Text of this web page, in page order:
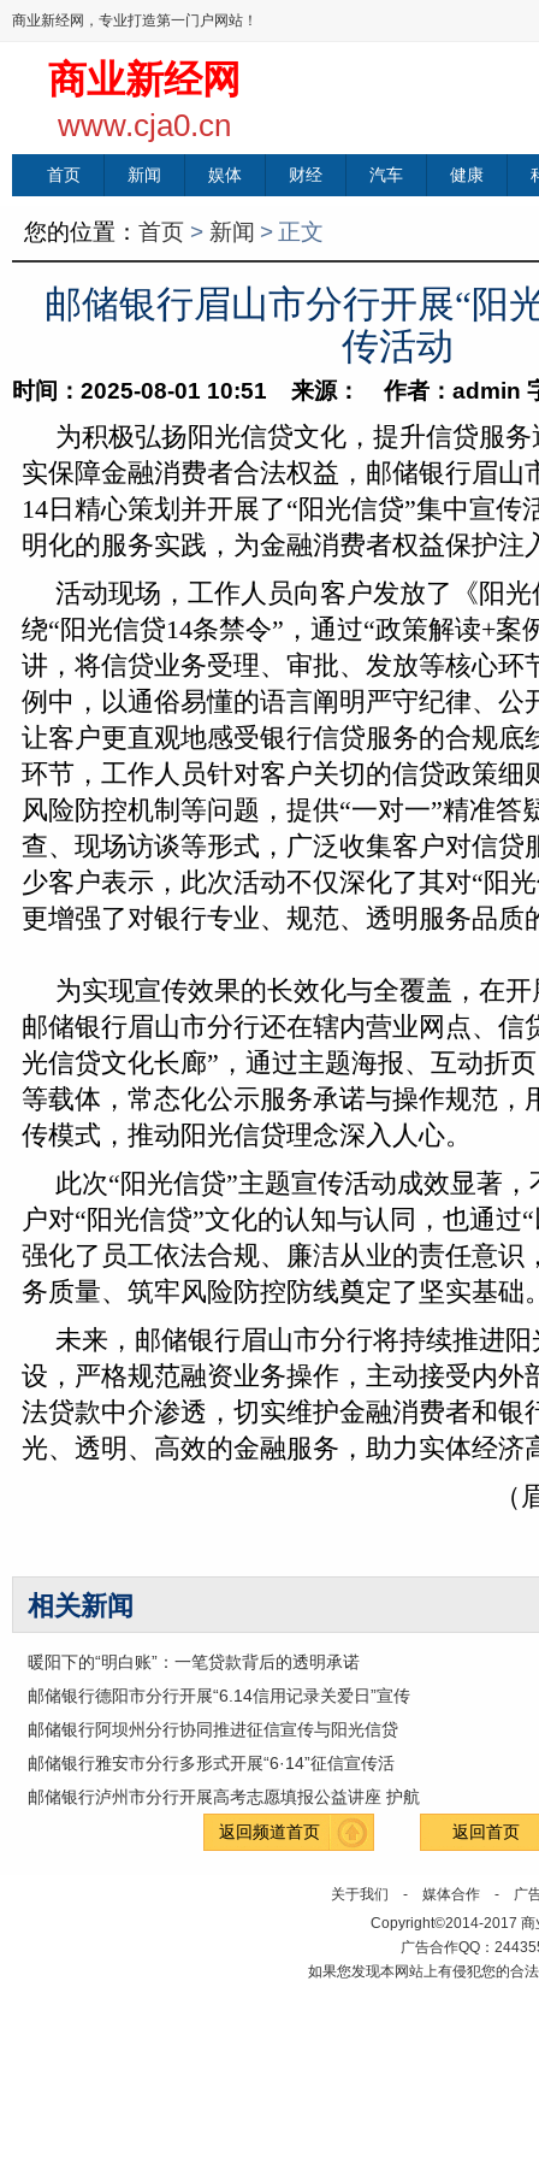
商业新经网，专业打造第一门户网站！
商业新经网
www.cja0.cn
首页 新闻 娱体 财经 汽车 健康
您的位置： 首页 > 新闻 > 正文
邮储银行眉山市分行开展“阳
传活动
时间：2025-08-01 10:51 来源： 作者：admin
为积极弘扬阳光信贷文化，提升信贷服
实保障金融消费者合法权益，邮储银行眉山
14日精心策划并开展了“阳光信贷”集中宣传
明化的服务实践，为金融消费者权益保护注
活动现场，工作人员向客户发放了《阳
绕“阳光信贷14条禁令”，通过“政策解读+案
讲，将信贷业务受理、审批、发放等核心环
例中，以通俗易懂的语言阐明严守纪律、公
让客户更直观地感受银行信贷服务的合规底
环节，工作人员针对客户关切的信贷政策细
风险防控机制等问题，提供“一对一”精准答
查、现场访谈等形式，广泛收集客户对信贷
少客户表示，此次活动不仅深化了其对“阳
更增强了对银行专业、规范、透明服务品质
为实现宣传效果的长效化与全覆盖，在
邮储银行眉山市分行还在辖内营业网点、信
光信贷文化长廊”，通过主题海报、互动折
等载体，常态化公示服务承诺与操作规范，
传模式，推动阳光信贷理念深入人心。
此次“阳光信贷”主题宣传活动成效显著
户对“阳光信贷”文化的认知与认同，也通过
强化了员工依法合规、廉洁从业的责任意识
务质量、筑牢风险防控防线奠定了坚实基础
未来，邮储银行眉山市分行将持续推进
设，严格规范融资业务操作，主动接受内外
法贷款中介渗透，切实维护金融消费者和银
光、透明、高效的金融服务，助力实体经济
相关新闻
暖阳下的“明白账”：一笔贷款背后的透明承诺
邮储银行德阳市分行开展“6.14信用记录关爱日”宣传
邮储银行阿坝州分行协同推进征信宣传与阳光信贷
邮储银行雅安市分行多形式开展“6·14”征信宣传活
邮储银行泸州市分行开展高考志愿填报公益讲座 护航
返回频道首页
返回首页
关于我们 - 媒体合作 - 广
Copyright©2014-2017 商
广告合作QQ：
如果您发现本网站上有侵犯您的合